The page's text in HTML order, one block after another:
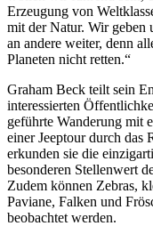
Erzeugung von
mit der Natur. Wir geben
an andere weiter, denn
Planeten nicht retten.“
Graham Beck teilt sein
interessierten
geführte Wanderung mit
einer Jeeptour durch das
erkunden sie die
besonderen Stellenwert
Zudem können Zebras,
Paviane, Falken und
beobachtet werden.